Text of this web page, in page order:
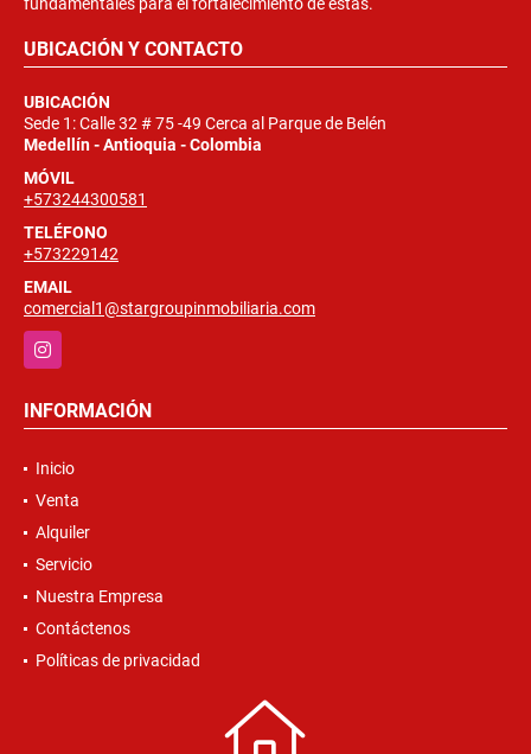
UBICACIÓN Y CONTACTO
UBICACIÓN
Sede 1: Calle 32 # 75 -49 Cerca al Parque de Belén
Medellín - Antioquia - Colombia
MÓVIL
+573244300581
TELÉFONO
+573229142
EMAIL
comercial1@stargroupinmobiliaria.com
Instagram
INFORMACIÓN
Inicio
Venta
Alquiler
Servicio
Nuestra Empresa
Contáctenos
Políticas de privacidad